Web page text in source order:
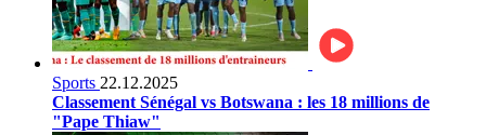
Sports 22.12.2025
Classement Sénégal vs Botswana : les 18 millions de
"Pape Thiaw"